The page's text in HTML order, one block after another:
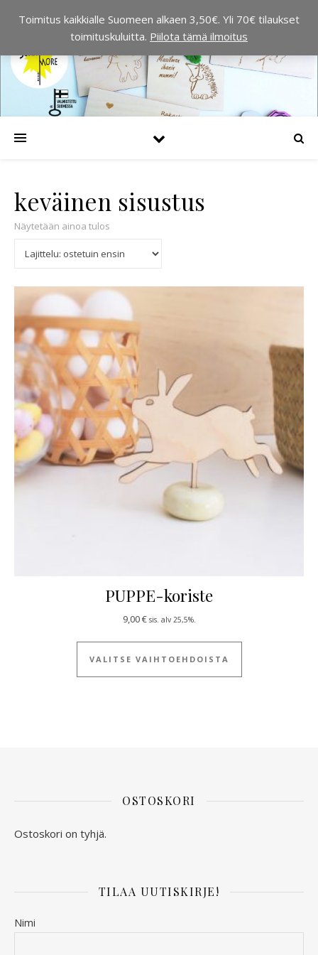
keväinen sisustus
Näytetään ainoa tulos
PUPPE-koriste
9,00€ sis. alv 25,5%.
VALITSE VAIHTOEHDOISTA
Tällä tuotteella
OSTOSKORI
Ostoskori on tyhjä.
TILAA UUTISKIRJE!
Nimi
Toimitus kaikkialle Suomeen alkaen 3,50€. Yli 70€ tilaukset
toimituskuluitta. Piilota tämä ilmoitus